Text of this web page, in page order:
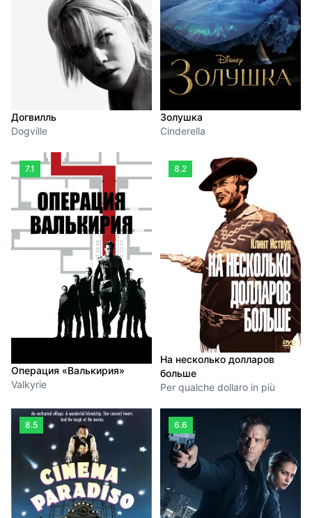
Догвилль
Dogville
Золушка
Cinderella
7.1
Операция «Валькирия»
Valkyrie
8.2
На несколько долларов
больше
Per qualche dollaro in più
8.5 6.6